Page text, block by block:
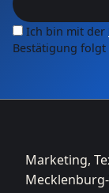
Ich bin mit der
Bestätigung folgt
Marketing,